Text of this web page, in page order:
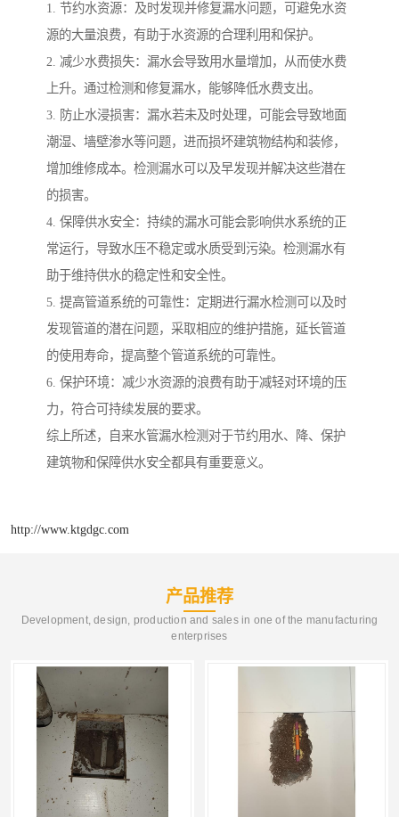
1. 节约水资源：及时发现并修复漏水问题，可避免水资
源的大量浪费，有助于水资源的合理利用和保护。
2. 减少水费损失：漏水会导致用水量增加，从而使水费
上升。通过检测和修复漏水，能够降低水费支出。
3. 防止水浸损害：漏水若未及时处理，可能会导致地面
潮湿、墙壁渗水等问题，进而损坏建筑物结构和装修，
增加维修成本。检测漏水可以及早发现并解决这些潜在
的损害。
4. 保障供水安全：持续的漏水可能会影响供水系统的正
常运行，导致水压不稳定或水质受到污染。检测漏水有
助于维持供水的稳定性和安全性。
5. 提高管道系统的可靠性：定期进行漏水检测可以及时
发现管道的潜在问题，采取相应的维护措施，延长管道
的使用寿命，提高整个管道系统的可靠性。
6. 保护环境：减少水资源的浪费有助于减轻对环境的压
力，符合可持续发展的要求。
综上所述，自来水管漏水检测对于节约用水、降、保护
建筑物和保障供水安全都具有重要意义。
http://www.ktgdgc.com
产品推荐
Development, design, production and sales in one of the manufacturing
enterprises